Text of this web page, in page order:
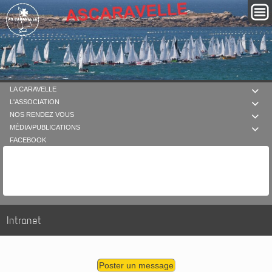

LA CARAVELLE

L'ASSOCIATION

NOS RENDEZ VOUS

MÉDIA/PUBLICATIONS
FACEBOOK
Intranet
Poster un message